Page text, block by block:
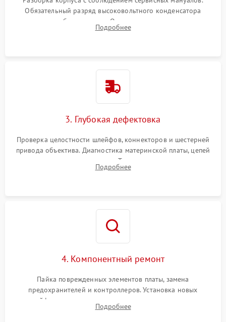
Обязательный разряд высоковольтного конденсатора
вспышки для безопасности. Очистка внутренних узлов от
пыли, песка и следов влаги с помощью спецсредств.
Подробнее
3. Глубокая дефектовка
Проверка целостности шлейфов, коннекторов и шестерней
привода объектива. Диагностика материнской платы, цепей
питания и картоприемника. Тестирование механизма
затвора и блока внутрикамерной стабилизации.
Подробнее
4. Компонентный ремонт
Пайка поврежденных элементов платы, замена
предохранителей и контроллеров. Установка новых
шлейфов, дисплея, механизма затвора или двигателя
автофокуса. Восстановление геометрии тубуса объектива
Подробнее